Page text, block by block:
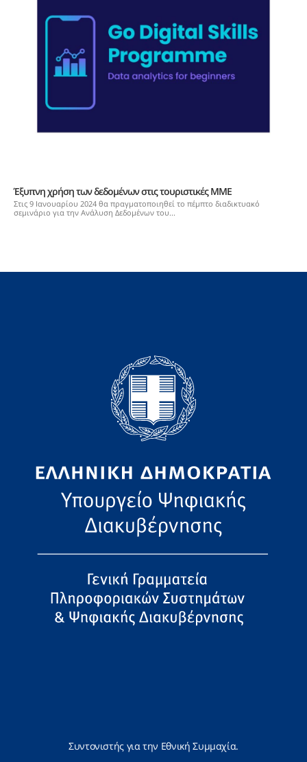
Έξυπνη χρήση των δεδομένων στις τουριστικές ΜΜΕ
Στις 9 Ιανουαρίου 2024 θα πραγματοποιηθεί το πέμπτο διαδικτυακό
σεμινάριο για την Ανάλυση Δεδομένων του...
Συντονιστής για την Εθνική Συμμαχία.